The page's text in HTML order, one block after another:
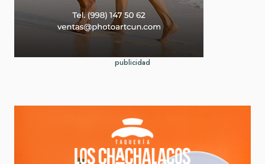
publicidad